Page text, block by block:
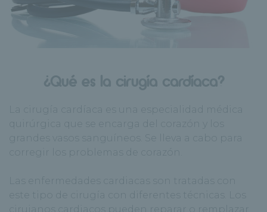
¿Qué es la cirugía cardíaca?
La cirugía cardíaca es una especialidad médica
quirúrgica que se encarga del corazón y los
grandes vasos sanguíneos. Se lleva a cabo para
corregir los problemas de corazón.
Las enfermedades cardiacas son tratadas con
este tipo de cirugía con diferentes técnicas. Los
cirujanos cardiacos pueden reparar o remplazar